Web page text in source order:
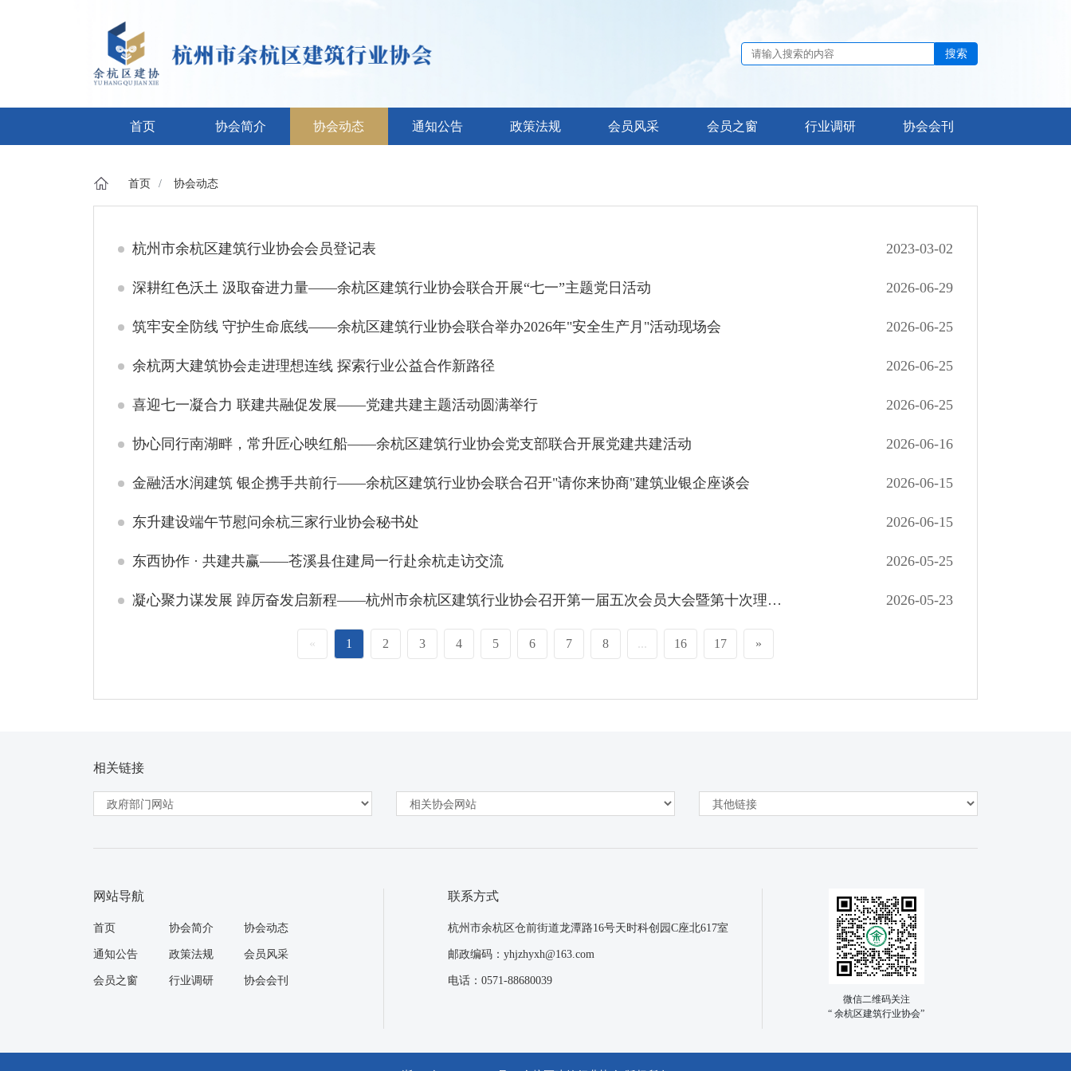
搜索
首页 协会简介 协会动态 通知公告 政策法规 会员风采 会员之窗 行业调研 协会会刊
首页 协会动态
杭州市余杭区建筑行业协会会员登记表 2023-03-02
深耕红色沃土 汲取奋进力量‌——余杭区建筑行业协会联合开展“七一”主题党日活动 2026-06-29
筑牢安全防线 守护生命底线——余杭区建筑行业协会联合举办2026年"安全生产月"活动现场会 2026-06-25
余杭两大建筑协会走进理想连线 探索行业公益合作新路径 2026-06-25
喜迎七一凝合力 联建共融促发展——党建共建主题活动圆满举行 2026-06-25
协心同行南湖畔，常升匠心映红船——余杭区建筑行业协会党支部联合开展党建共建活动 2026-06-16
金融活水润建筑 银企携手共前行——余杭区建筑行业协会联合召开"请你来协商"建筑业银企座谈会 2026-06-15
东升建设端午节慰问余杭三家行业协会秘书处 2026-06-15
东西协作 · 共建共赢——苍溪县住建局一行赴余杭走访交流 2026-05-25
凝心聚力谋发展 踔厉奋发启新程——杭州市余杭区建筑行业协会召开第一届五次会员大会暨第十次理事会 2026-05-23
« 1 2 3 4 5 6 7 8 ... 16 17 »
相关链接
网站导航
首页 协会简介 协会动态
通知公告 政策法规 会员风采
会员之窗 行业调研 协会会刊
联系方式
杭州市余杭区仓前街道龙潭路16号天时科创园C座北617室
邮政编码：yhjzhyxh@163.com
电话：0571-88680039
微信二维码关注
“ 余杭区建筑行业协会”